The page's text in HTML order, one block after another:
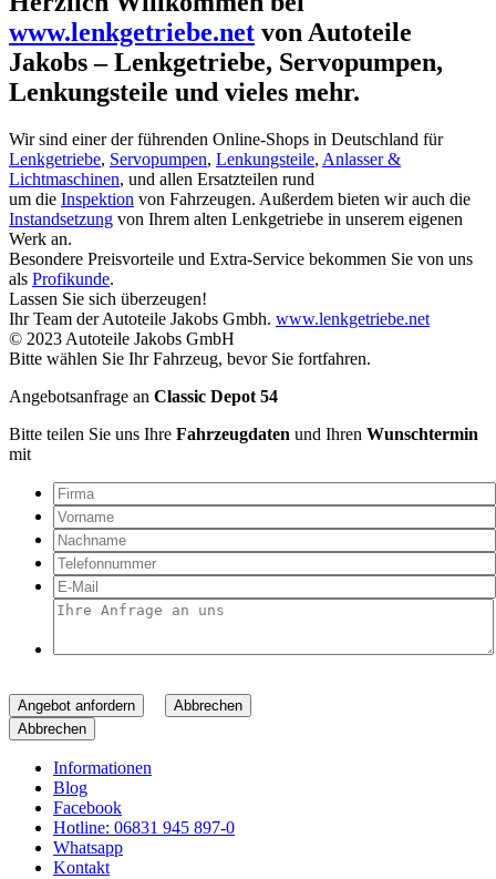
www.lenkgetriebe.net von Autoteile
Jakobs – Lenkgetriebe, Servopumpen,
Lenkungsteile und vieles mehr.
Wir sind einer der führenden Online-Shops in Deutschland für
Lenkgetriebe, Servopumpen, Lenkungsteile, Anlasser &
Lichtmaschinen, und allen Ersatzteilen rund
um die Inspektion von Fahrzeugen. Außerdem bieten wir auch die
Instandsetzung von Ihrem alten Lenkgetriebe in unserem eigenen
Werk an.
Besondere Preisvorteile und Extra-Service bekommen Sie von uns
als Profikunde.
Lassen Sie sich überzeugen!
Ihr Team der Autoteile Jakobs Gmbh. www.lenkgetriebe.net
© 2023 Autoteile Jakobs GmbH
Bitte wählen Sie Ihr Fahrzeug, bevor Sie fortfahren.
Angebotsanfrage an Classic Depot 54
Bitte teilen Sie uns Ihre Fahrzeugdaten und Ihren Wunschtermin
mit
Angebot anfordern
Abbrechen
Abbrechen
Informationen
Blog
Facebook
Hotline: 06831 945 897-0
Whatsapp
Kontakt